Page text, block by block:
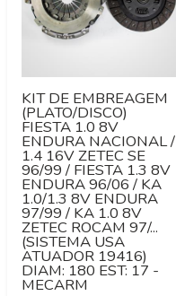
KIT DE EMBREAGEM
(PLATO/DISCO)
FIESTA 1.0 8V
ENDURA NACIONAL /
1.4 16V ZETEC SE
96/99 / FIESTA 1.3 8V
ENDURA 96/06 / KA
1.0/1.3 8V ENDURA
97/99 / KA 1.0 8V
ZETEC ROCAM 97/...
(SISTEMA USA
ATUADOR 19416)
DIAM: 180 EST: 17 -
MECARM